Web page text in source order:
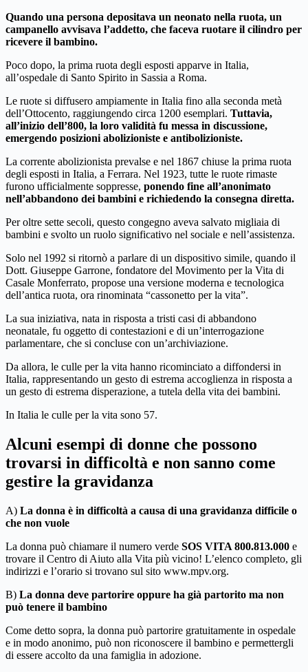
Quando una persona depositava un neonato nella ruota, un
campanello avvisava l’addetto, che faceva ruotare il cilindro per
ricevere il bambino.
Poco dopo, la prima ruota degli esposti apparve in Italia,
all’ospedale di Santo Spirito in Sassia a Roma.
Le ruote si diffusero ampiamente in Italia fino alla seconda metà
dell’Ottocento, raggiungendo circa 1200 esemplari. Tuttavia,
all’inizio dell’800, la loro validità fu messa in discussione,
emergendo posizioni abolizioniste e antibolizioniste.
La corrente abolizionista prevalse e nel 1867 chiuse la prima ruota
degli esposti in Italia, a Ferrara. Nel 1923, tutte le ruote rimaste
furono ufficialmente soppresse, ponendo fine all’anonimato
nell’abbandono dei bambini e richiedendo la consegna diretta.
Per oltre sette secoli, questo congegno aveva salvato migliaia di
bambini e svolto un ruolo significativo nel sociale e nell’assistenza.
Solo nel 1992 si ritornò a parlare di un dispositivo simile, quando il
Dott. Giuseppe Garrone, fondatore del Movimento per la Vita di
Casale Monferrato, propose una versione moderna e tecnologica
dell’antica ruota, ora rinominata “cassonetto per la vita”.
La sua iniziativa, nata in risposta a tristi casi di abbandono
neonatale, fu oggetto di contestazioni e di un’interrogazione
parlamentare, che si concluse con un’archiviazione.
Da allora, le culle per la vita hanno ricominciato a diffondersi in
Italia, rappresentando un gesto di estrema accoglienza in risposta a
un gesto di estrema disperazione, a tutela della vita dei bambini.
In Italia le culle per la vita sono 57.
Alcuni esempi di donne che possono
trovarsi in difficoltà e non sanno come
gestire la gravidanza
A) La donna è in difficoltà a causa di una gravidanza difficile o
che non vuole
La donna può chiamare il numero verde SOS VITA 800.813.000 e
trovare il Centro di Aiuto alla Vita più vicino! L’elenco completo, gli
indirizzi e l’orario si trovano sul sito www.mpv.org.
B) La donna deve partorire oppure ha già partorito ma non
può tenere il bambino
Come detto sopra, la donna può partorire gratuitamente in ospedale
e in modo anonimo, può non riconoscere il bambino e permettergli
di essere accolto da una famiglia in adozione.